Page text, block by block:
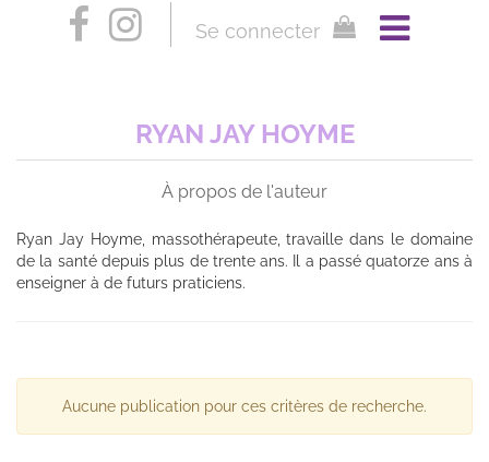
Se connecter
RYAN JAY HOYME
À propos de l'auteur
Ryan Jay Hoyme, massothérapeute, travaille dans le domaine
de la santé depuis plus de trente ans. Il a passé quatorze ans à
enseigner à de futurs praticiens.
Aucune publication pour ces critères de recherche.